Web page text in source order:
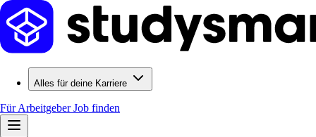
Alles für deine Karriere
Für ArbeitgeberJob finden